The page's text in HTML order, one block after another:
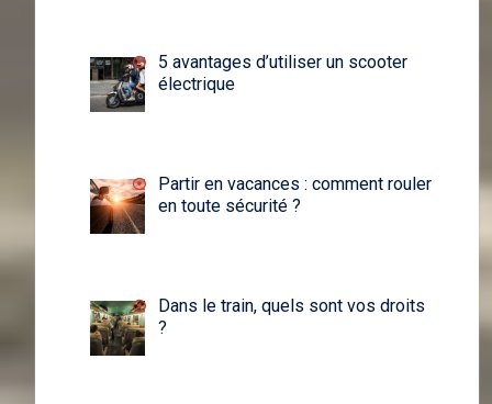
5 avantages d’utiliser un scooter
électrique
Partir en vacances : comment rouler
en toute sécurité ?
Dans le train, quels sont vos droits
?